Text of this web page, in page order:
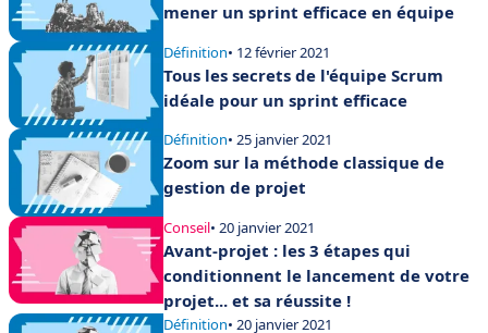
mener un sprint efficace en équipe
Définition• 12 février 2021
Tous les secrets de l'équipe Scrum
idéale pour un sprint efficace
Définition• 25 janvier 2021
Zoom sur la méthode classique de
gestion de projet
Conseil• 20 janvier 2021
Avant-projet : les 3 étapes qui
conditionnent le lancement de votre
projet... et sa réussite !
Définition• 20 janvier 2021